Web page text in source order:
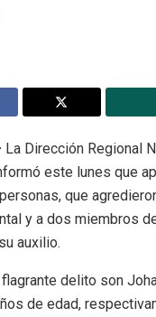
La Dirección Regional
este lunes que
que
y a dos miembros
auxilio.
delito son
de edad,